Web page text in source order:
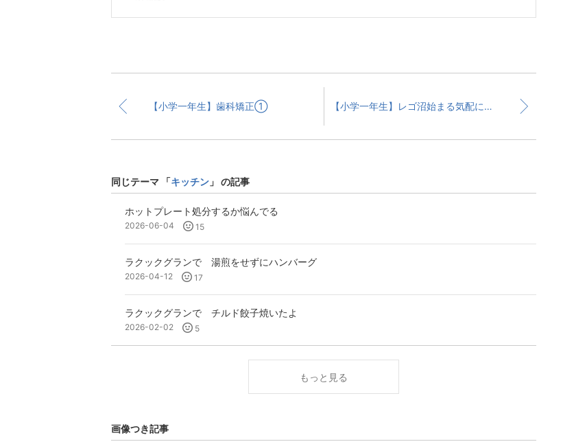
【小学一年生】歯科矯正① 【小学一年生】レゴ沼始まる気配に怯える
同じテーマ 「キッチン 」 の記事
ホットプレート処分するか悩んでる
2026-06-04 15
ラクックグランで 湯煎をせずにハンバーグ
2026-04-12 17
ラクックグランで チルド餃子焼いたよ
2026-02-02 5
もっと見る
画像つき記事